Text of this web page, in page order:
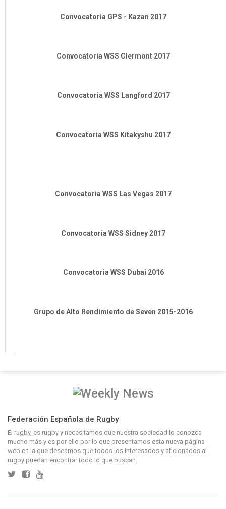
Convocatoria GPS - Kazan 2017
Convocatoria WSS Clermont 2017
Convocatoria WSS Langford 2017
Convocatoria WSS Kitakyshu 2017
Convocatoria WSS Las Vegas 2017
Convocatoria WSS Sidney 2017
Convocatoria WSS Dubai 2016
Grupo de Alto Rendimiento de Seven 2015-2016
Federación Española de Rugby
El rugby, es rugby y necesitamos que nuestra sociedad lo conozca
mucho más y es por ello por lo que presentamos esta nueva página
web en la que deseamos que todos los interesados y aficionados al
rugby puedan encontrar todo lo que buscan.